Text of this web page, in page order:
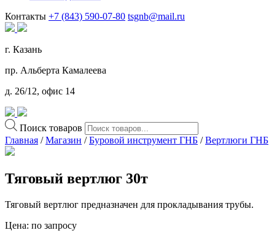
Контакты +7 (843) 590-07-80 tsgnb@mail.ru
г. Казань
пр. Альберта Камалеева
д. 26/12, офис 14
Поиск товаров
Главная /Магазин /Буровой инструмент ГНБ /Вертлюги ГНБ
Тяговый вертлюг 30т
Тяговый вертлюг предназначен для прокладывания трубы.
Цена: по запросу